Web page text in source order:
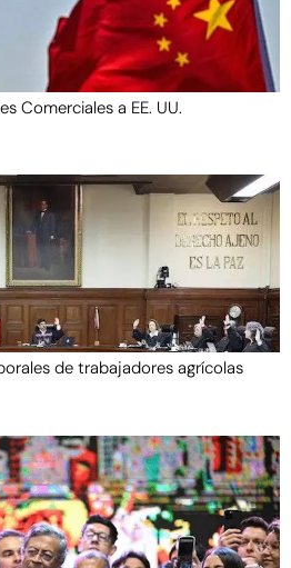
Comerciales a EE. UU.
de trabajadores agrícolas